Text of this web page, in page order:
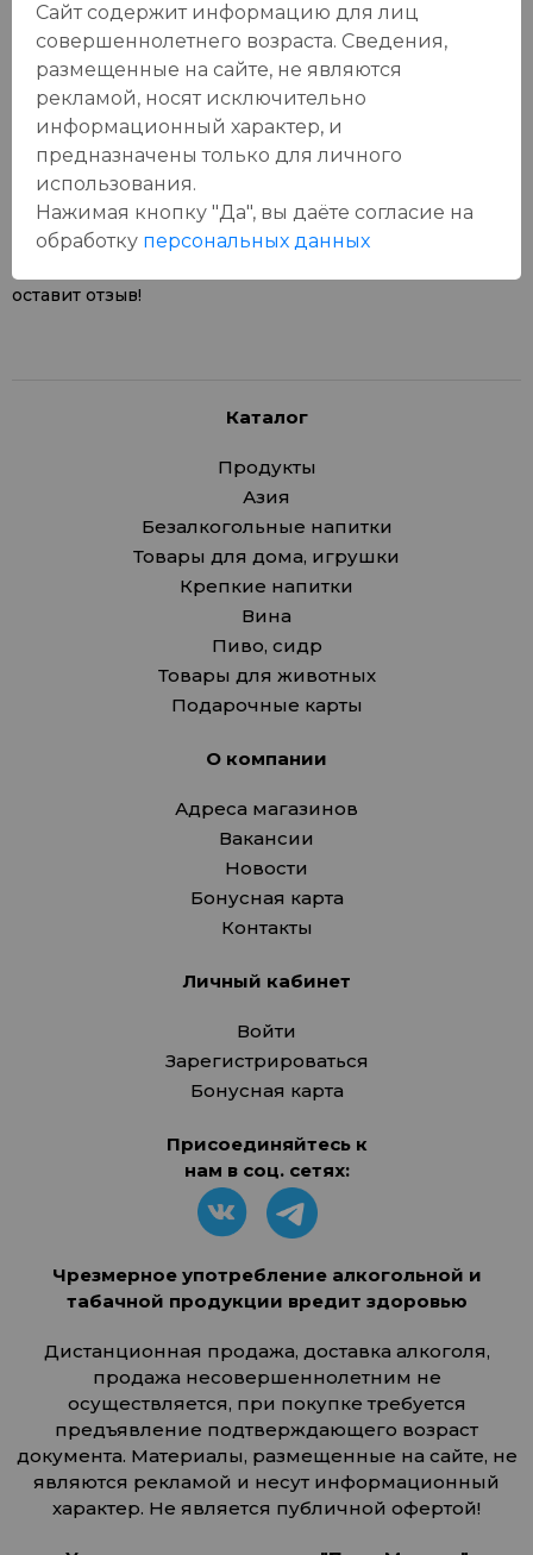
Отзывы:
Оставить отзыв
У данного товара еще нет отзывов, будьте первым, кто
оставит отзыв!
Каталог
Продукты
Азия
Безалкогольные напитки
Товары для дома, игрушки
Крепкие напитки
Вина
Пиво, сидр
Товары для животных
Подарочные карты
О компании
Адреса магазинов
Вакансии
Новости
Бонусная карта
Контакты
Личный кабинет
Войти
Зарегистрироваться
Бонусная карта
Присоединяйтесь к
нам в соц. сетях:
Чрезмерное употребление алкогольной и
табачной продукции вредит здоровью
Дистанционная продажа, доставка алкоголя,
продажа несовершеннолетним не
осуществляется, при покупке требуется
предъявление подтверждающего возраст
документа. Материалы, размещенные на сайте, не
являются рекламой и несут информационный
характер. Не является публичной офертой!
Сайт содержит информацию для лиц
совершеннолетнего возраста. Сведения,
размещенные на сайте, не являются
рекламой, носят исключительно
информационный характер, и
предназначены только для личного
использования.
Нажимая кнопку "Да", вы даёте cогласие на
обработку персональных данных